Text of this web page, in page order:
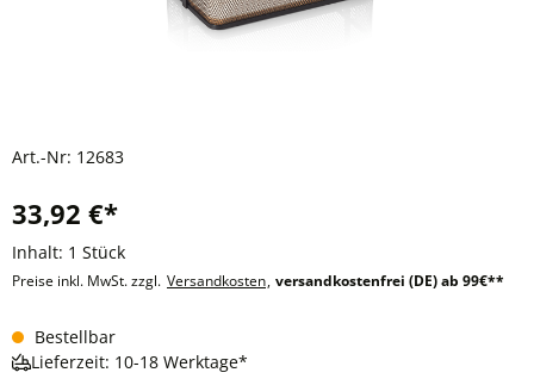
Art.-Nr: 12683
33,92 €*
Inhalt: 1 Stück
Preise inkl. MwSt. zzgl. Versandkosten, versandkostenfrei (DE) ab 99€**
Bestellbar
Lieferzeit: 10-18 Werktage*